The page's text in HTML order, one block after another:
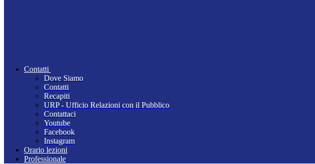
Contatti
Dove Siamo
Contatti
Recapiti
URP - Ufficio Relazioni con il Pubblico
Contattaci
Youtube
Facebook
Instagram
Orario lezioni
Professionale